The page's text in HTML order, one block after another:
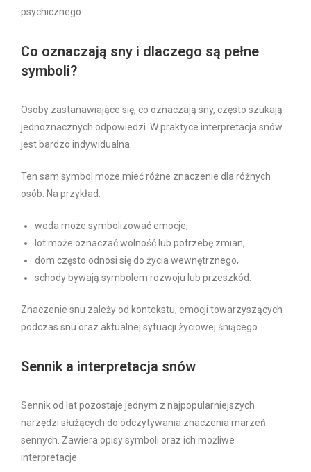
psychicznego.
Co oznaczają sny i dlaczego są pełne
symboli?
Osoby zastanawiające się, co oznaczają sny, często szukają
jednoznacznych odpowiedzi. W praktyce interpretacja snów
jest bardzo indywidualna.
Ten sam symbol może mieć różne znaczenie dla różnych
osób. Na przykład:
woda może symbolizować emocje,
lot może oznaczać wolność lub potrzebę zmian,
dom często odnosi się do życia wewnętrznego,
schody bywają symbolem rozwoju lub przeszkód.
Znaczenie snu zależy od kontekstu, emocji towarzyszących
podczas snu oraz aktualnej sytuacji życiowej śniącego.
Sennik a interpretacja snów
Sennik od lat pozostaje jednym z najpopularniejszych
narzędzi służących do odczytywania znaczenia marzeń
sennych. Zawiera opisy symboli oraz ich możliwe
interpretacje.